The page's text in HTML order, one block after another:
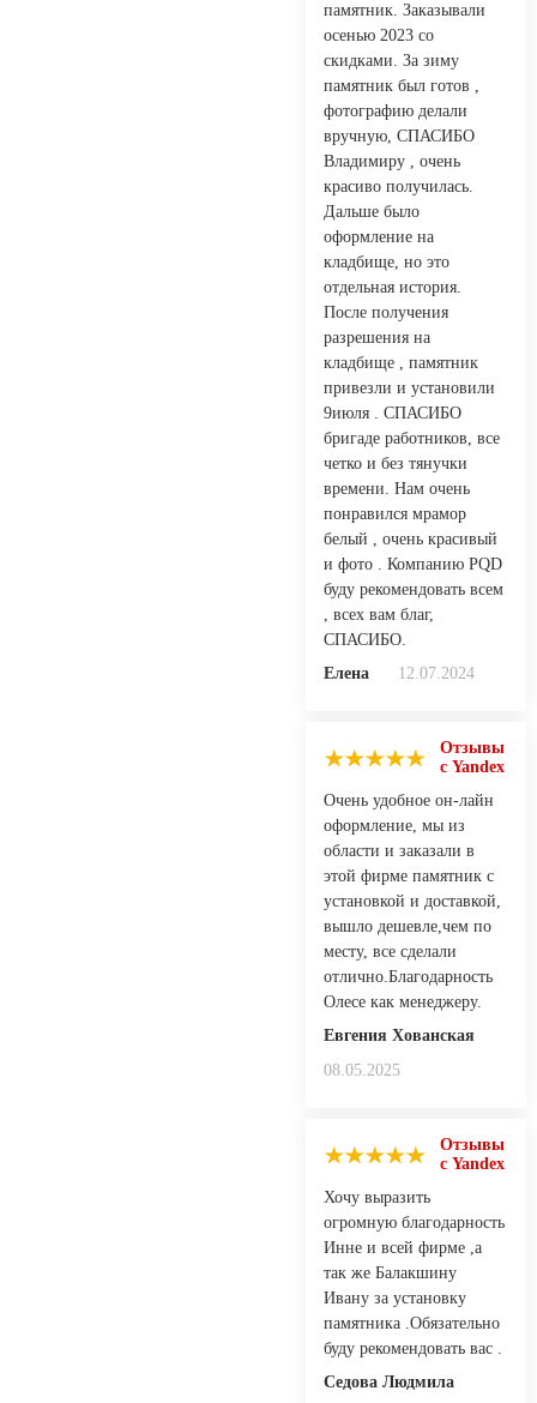
памятник. Заказывали
осенью 2023 со
скидками. За зиму
памятник был готов ,
фотографию делали
вручную, СПАСИБО
Владимиру , очень
красиво получилась.
Дальше было
оформление на
кладбище, но это
отдельная история.
После получения
разрешения на
кладбище , памятник
привезли и установили
9июля . СПАСИБО
бригаде работников, все
четко и без тянучки
времени. Нам очень
понравился мрамор
белый , очень красивый
и фото . Компанию PQD
буду рекомендовать всем
, всех вам благ,
СПАСИБО.
Елена
12.07.2024
Отзывы
с Yandex
Очень удобное он-лайн
оформление, мы из
области и заказали в
этой фирме памятник с
установкой и доставкой,
вышло дешевле,чем по
месту, все сделали
отлично.Благодарность
Олесе как менеджеру.
Евгения Хованская
08.05.2025
Отзывы
с Yandex
Хочу выразить
огромную благодарность
Инне и всей фирме ,а
так же Балакшину
Ивану за установку
памятника .Обязательно
буду рекомендовать вас .
Седова Людмила